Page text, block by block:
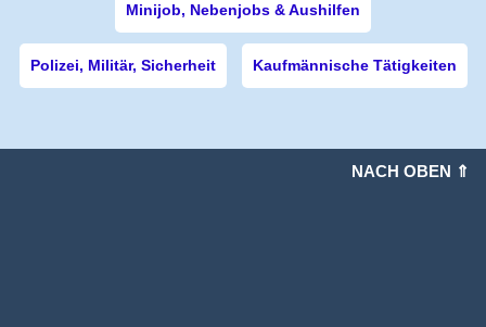
Minijob, Nebenjobs & Aushilfen
Polizei, Militär, Sicherheit Kaufmännische Tätigkeiten
NACH OBEN ⇑